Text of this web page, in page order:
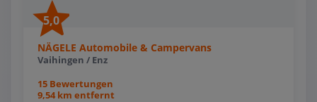
5,0
NÄGELE Automobile & Campervans
Vaihingen / Enz
15 Bewertungen
9,54 km entfernt